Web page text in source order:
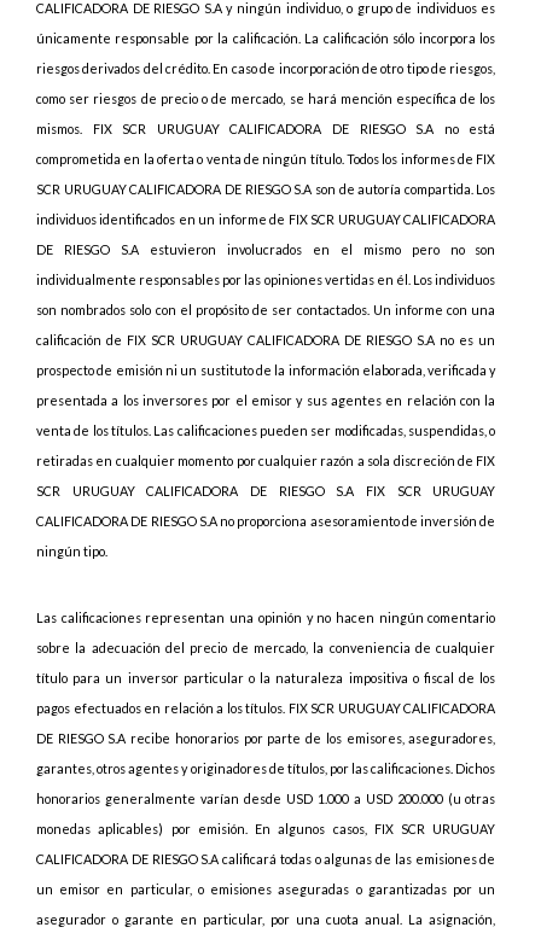
CALIFICADORA DE RIESGO S.A y ningún individuo, o grupo de individuos es
únicamente responsable por la calificación. La calificación sólo incorpora los
riesgos derivados del crédito. En caso de incorporación de otro tipo de riesgos,
como ser riesgos de precio o de mercado, se hará mención específica de los
mismos . FIX SCR URUGUAY CALIFICADORA DE RIESGO S.A no está
comprometida en la oferta o venta de ningún título. Todos los informes de FIX
SCR URUGUAY CALIFICADORA DE RIESGO S.A son de autoría compartida. Los
individuos identificados en un informe de FIX SCR URUGUAY CALIFICADORA
DE RIESGO S.A estuvieron involucrados en el mismo pero no son
individualmente responsables por las opiniones vertidas en él. Los individuos
son nombrados solo con el propósito de ser contactados. Un informe con una
calificación de FIX SCR URUGUAY CALIFICADORA DE RIESGO S.A no es un
prospecto de emisión ni un sustituto de la información elaborada, verificada y
presentada a los inversores por el emisor y sus agentes en relación con la
venta de los títulos. Las calificaciones pueden ser modificadas, suspendidas, o
retiradas en cualquier momento por cualquier razón a sola discreción de FIX
SCR URUGUAY CALIFICADORA DE RIESGO S.A FIX SCR URUGUAY
CALIFICADORA DE RIESGO S.A no proporciona asesoramiento de inversión de
ningún tipo.
Las calificaciones representan una opinión y no hacen ningún comentario
sobre la adecuación del precio de mercado, la conveniencia de cualquier
título para un inversor particular o la naturaleza impositiva o fiscal de los
pagos efectuados en relación a los títulos. FIX SCR URUGUAY CALIFICADORA
DE RIESGO S.A recibe honorarios por parte de los emisores, aseguradores,
garantes, otros agentes y originadores de títulos, por las calificaciones. Dichos
honorarios generalmente varían desde USD 1.000 a USD 200.000 (u otras
monedas aplicables) por emisión. En algunos casos, FIX SCR URUGUAY
CALIFICADORA DE RIESGO S.A calificará todas o algunas de las emisiones de
un emisor en particular, o emisiones aseguradas o garantizadas por un
asegurador o garante en particular, por una cuota anual. La asignación,